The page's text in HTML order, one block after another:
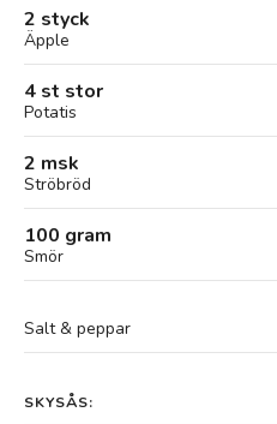
2 styck
Äpple
4 st stor
Potatis
2 msk
Ströbröd
100 gram
Smör
Salt & peppar
SKYSÅS: